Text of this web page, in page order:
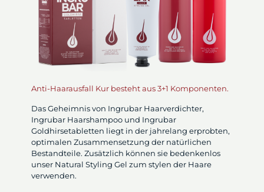
Anti-Haarausfall Kur besteht aus 3+1 Komponenten.
Das Geheimnis von Ingrubar Haarverdichter,
Ingrubar Haarshampoo und Ingrubar
Goldhirsetabletten liegt in der jahrelang erprobten,
optimalen Zusammensetzung der natürlichen
Bestandteile. Zusätzlich können sie bedenkenlos
unser Natural Styling Gel zum stylen der Haare
verwenden.